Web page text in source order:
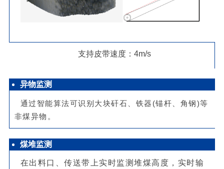
支持皮带速度：4m/s
异物监测
通过智能算法可识别大块矸石、铁器(锚杆、角钢)等
非煤异物。
煤堆监测
在出料口、传送带上实时监测堆煤高度，实时输